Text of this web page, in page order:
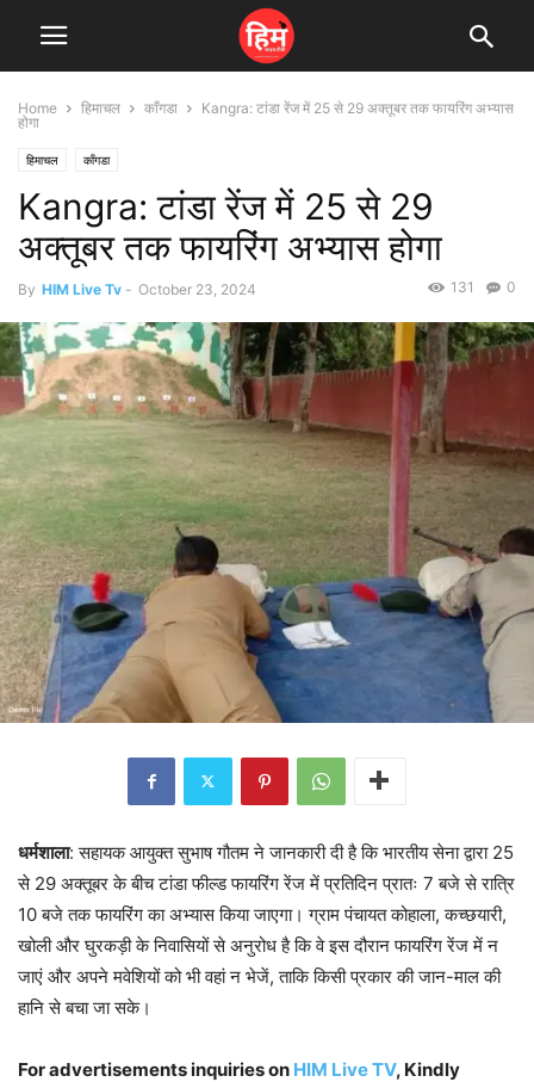
Home हिमाचल काँगडा
Kangra: टांडा रेंज में 25 से 29 अक्तूबर तक फायरिंग अभ्यास
होगा
हिमाचल काँगडा
Kangra: टांडा रेंज में 25 से 29
अक्तूबर तक फायरिंग अभ्यास होगा
By HIM Live Tv - October 23, 2024 0
131
धर्मशाला: सहायक आयुक्त सुभाष गौतम ने जानकारी दी है कि भारतीय सेना द्वारा 25
से 29 अक्तूबर के बीच टांडा फील्ड फायरिंग रेंज में प्रतिदिन प्रातः 7 बजे से रात्रि
10 बजे तक फायरिंग का अभ्यास किया जाएगा। ग्राम पंचायत कोहाला, कच्छयारी,
खोली और घुरकड़ी के निवासियों से अनुरोध है कि वे इस दौरान फायरिंग रेंज में न
जाएं और अपने मवेशियों को भी वहां न भेजें, ताकि किसी प्रकार की जान-माल की
हानि से बचा जा सके।
For advertisements inquiries on HIM Live TV, Kindly